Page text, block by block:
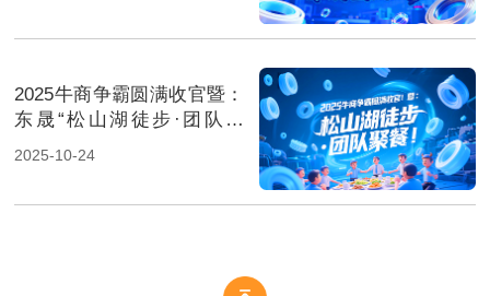
2025牛商争霸圆满收官暨：
东晟“松山湖徒步·团队聚
餐”！
2025-10-24